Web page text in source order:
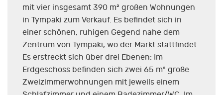
mit vier insgesamt 390 m² großen Wohnungen
in Tympaki zum Verkauf. Es befindet sich in
einer schönen, ruhigen Gegend nahe dem
Zentrum von Tympaki, wo der Markt stattfindet.
Es erstreckt sich über drei Ebenen: Im
Erdgeschoss befinden sich zwei 65 m² große
Zweizimmerwohnungen mit jeweils einem